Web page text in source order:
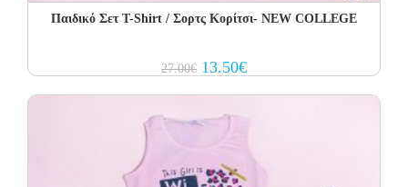
Παιδικό Σετ Τ-Shirt / Σορτς Κορίτσι- NEW COLLEGE
27.00€ Original
price
13.50€Current
price